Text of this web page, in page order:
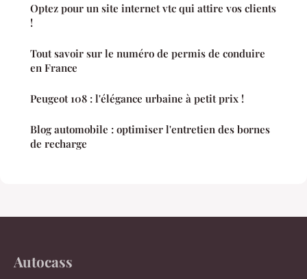
Optez pour un site internet vtc qui attire vos clients
!
Tout savoir sur le numéro de permis de conduire
en France
Peugeot 108 : l'élégance urbaine à petit prix !
Blog automobile : optimiser l'entretien des bornes
de recharge
Autocass